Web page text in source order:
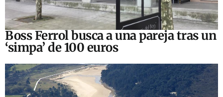
Boss Ferrol busca a una pareja tras un
‘simpa’ de 100 euros